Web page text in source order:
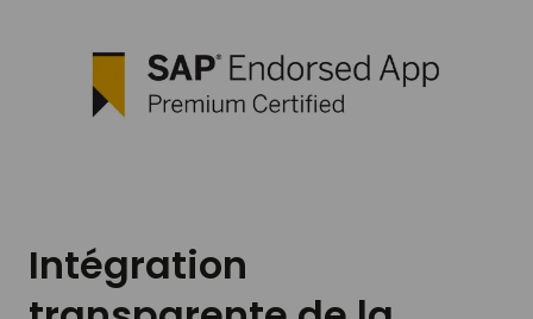
Intégration